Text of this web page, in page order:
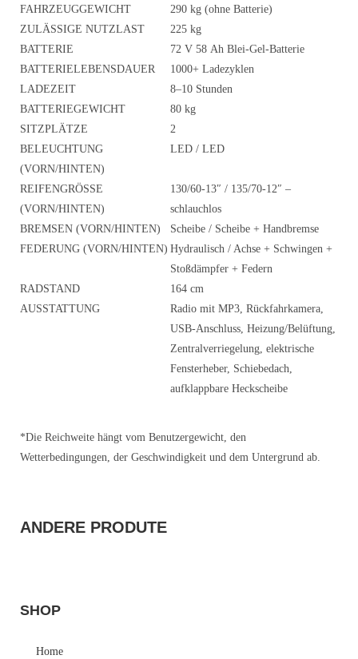
FAHRZEUGGEWICHT
290 kg (ohne Batterie)
ZULÄSSIGE NUTZLAST
225 kg
BATTERIE
72 V 58 Ah Blei-Gel-Batterie
BATTERIELEBENSDAUER
1000+ Ladezyklen
LADEZEIT
8–10 Stunden
BATTERIEGEWICHT
80 kg
SITZPLÄTZE
2
BELEUCHTUNG
(VORN/HINTEN)
LED / LED
REIFENGRÖSSE (
VORN/HINTEN)
130/60-13″ / 135/70-12″ –
schlauchlos
BREMSEN (VORN/HINTEN)
Scheibe / Scheibe + Handbremse
FEDERUNG (VORN/HINTEN) Hydraulisch / Achse + Schwingen +
Stoßdämpfer + Federn
RADSTAND
164 cm
AUSSTATTUNG
Radio mit MP3, Rückfahrkamera,
USB-Anschluss, Heizung/Belüftung,
Zentralverriegelung, elektrische
Fensterheber, Schiebedach,
aufklappbare Heckscheibe
*Die Reichweite hängt vom Benutzergewicht, den
Wetterbedingungen, der Geschwindigkeit und dem Untergrund ab.
ANDERE PRODUTE
SHOP
Home